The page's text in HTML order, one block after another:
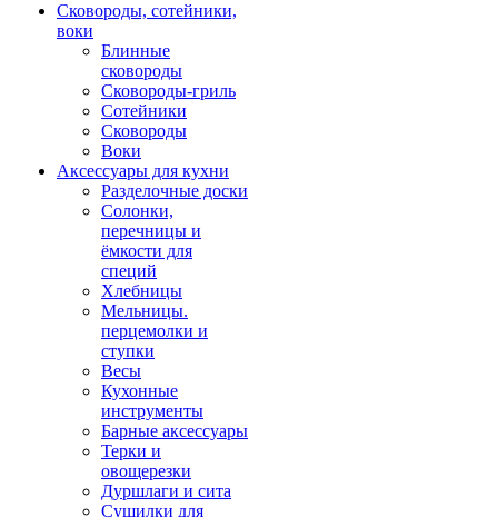
Сковороды, сотейники,
воки
Блинные
сковороды
Сковороды-гриль
Сотейники
Сковороды
Воки
Аксессуары для кухни
Разделочные доски
Солонки,
перечницы и
ёмкости для
специй
Хлебницы
Мельницы.
перцемолки и
ступки
Весы
Кухонные
инструменты
Барные аксессуары
Терки и
овощерезки
Дуршлаги и сита
Сушилки для